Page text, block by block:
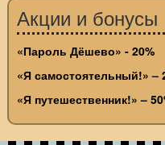
Акции и бонусы
«Пароль Дёшево» - 20%
«Я самостоятельный!» –
«Я путешественник!» –